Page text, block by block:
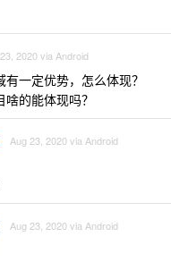
2020 via Android
一定优势，怎么体现？
的能体现吗？
Aug 23, 2020 via Android
Aug 23, 2020 via Android